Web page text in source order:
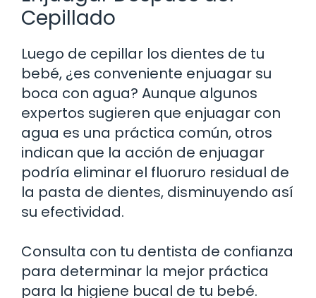
Cepillado
Luego de cepillar los dientes de tu
bebé, ¿es conveniente enjuagar su
boca con agua? Aunque algunos
expertos sugieren que enjuagar con
agua es una práctica común, otros
indican que la acción de enjuagar
podría eliminar el fluoruro residual de
la pasta de dientes, disminuyendo así
su efectividad.
Consulta con tu dentista de confianza
para determinar la mejor práctica
para la higiene bucal de tu bebé.